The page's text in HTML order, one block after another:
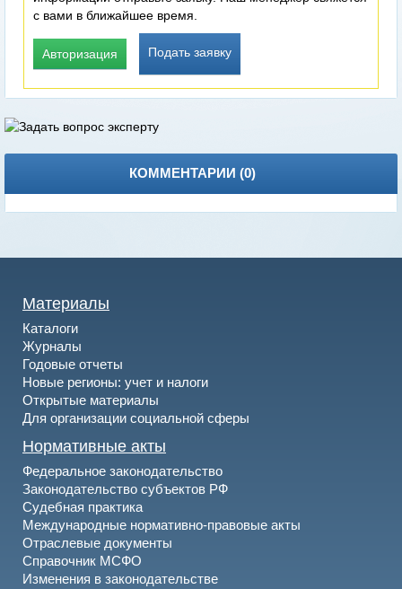
с вами в ближайшее время.
Авторизация Подать заявку
КОММЕНТАРИИ (0)
Материалы
Каталоги
Журналы
Годовые отчеты
Новые регионы: учет и налоги
Открытые материалы
Для организации социальной сферы
Нормативные акты
Федеральное законодательство
Законодательство субъектов РФ
Судебная практика
Международные нормативно-правовые акты
Отраслевые документы
Справочник МСФО
Изменения в законодательстве